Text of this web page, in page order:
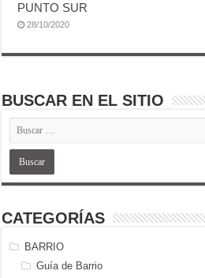
PUNTO SUR
28/10/2020
BUSCAR EN EL SITIO
CATEGORÍAS
BARRIO
Guía de Barrio